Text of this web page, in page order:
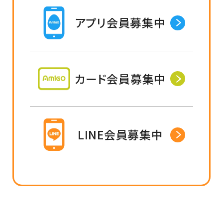
アプリ会員募集中
カード会員募集中
LINE会員募集中